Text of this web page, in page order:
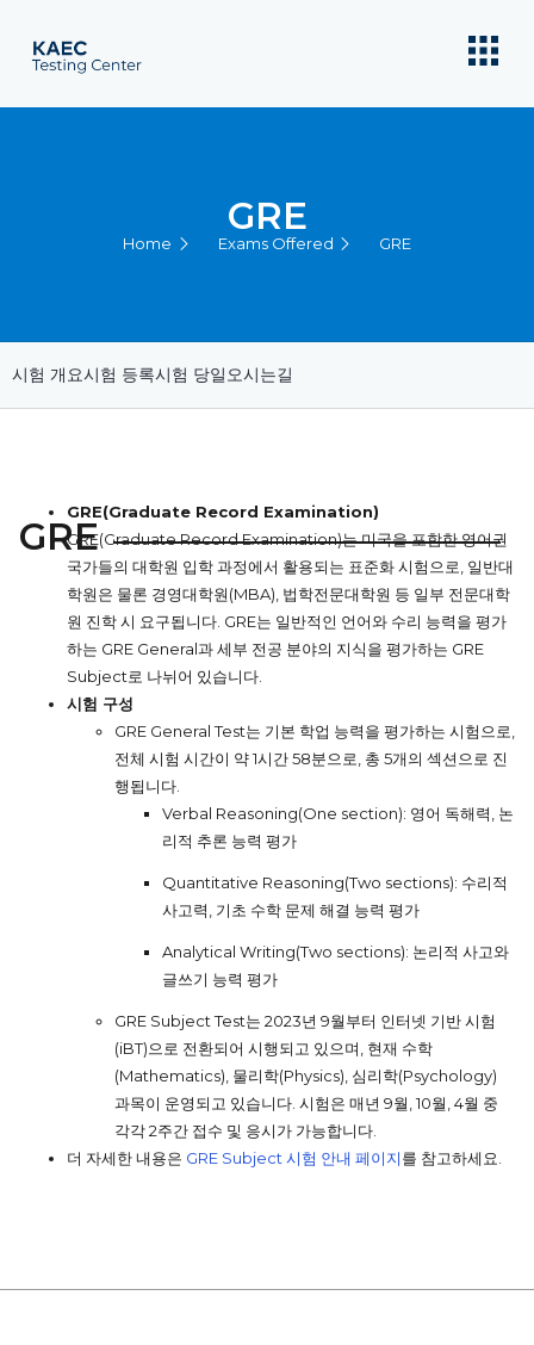
GRE
Home Exams Offered GRE
시험 개요시험 등록시험 당일오시는길
GRE
GRE(Graduate Record Examination)
GRE(Graduate Record Examination)는 미국을 포함한 영어권
국가들의 대학원 입학 과정에서 활용되는 표준화 시험으로, 일반대
학원은 물론 경영대학원(MBA), 법학전문대학원 등 일부 전문대학
원 진학 시 요구됩니다. GRE는 일반적인 언어와 수리 능력을 평가
하는 GRE General과 세부 전공 분야의 지식을 평가하는 GRE
Subject로 나뉘어 있습니다.
시험 구성
GRE General Test는 기본 학업 능력을 평가하는 시험으로,
전체 시험 시간이 약 1시간 58분으로, 총 5개의 섹션으로 진
행됩니다.
Verbal Reasoning(One section): 영어 독해력, 논
리적 추론 능력 평가
Quantitative Reasoning(Two sections): 수리적
사고력, 기초 수학 문제 해결 능력 평가
Analytical Writing(Two sections): 논리적 사고와
글쓰기 능력 평가
GRE Subject Test는 2023년 9월부터 인터넷 기반 시험
(iBT)으로 전환되어 시행되고 있으며, 현재 수학
(Mathematics), 물리학(Physics), 심리학(Psychology)
과목이 운영되고 있습니다. 시험은 매년 9월, 10월, 4월 중
각각 2주간 접수 및 응시가 가능합니다.
더 자세한 내용은 GRE Subject 시험 안내 페이지를 참고하세요.